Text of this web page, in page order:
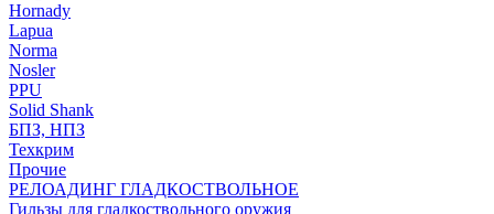
Hornady
Lapua
Norma
Nosler
PPU
Solid Shank
БПЗ, НПЗ
Техкрим
Прочие
РЕЛОАДИНГ ГЛАДКОСТВОЛЬНОЕ
Гильзы для гладкоствольного оружия